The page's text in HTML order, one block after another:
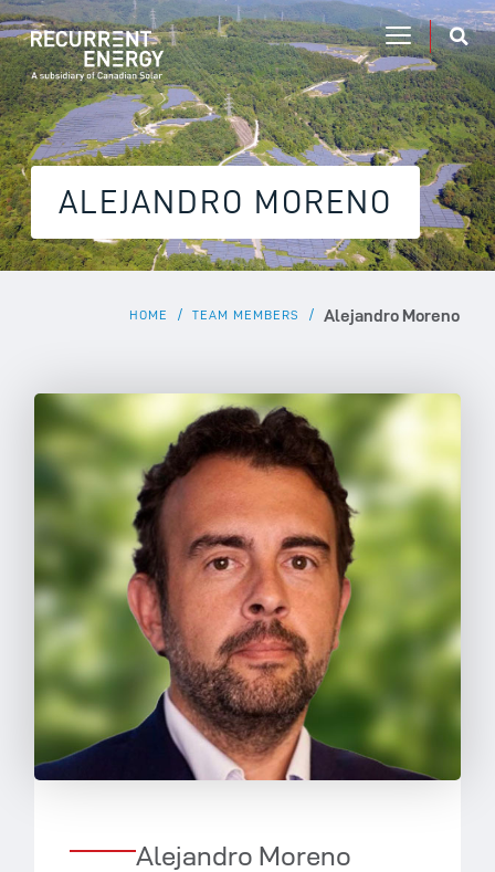
ALEJANDRO MORENO
HOME / TEAM MEMBERS / Alejandro Moreno
Alejandro Moreno